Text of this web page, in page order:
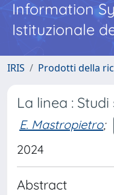
Information
Istituzionale
IRIS Prodotti della
La linea :
E. Mastropietro;
2024
Abstract